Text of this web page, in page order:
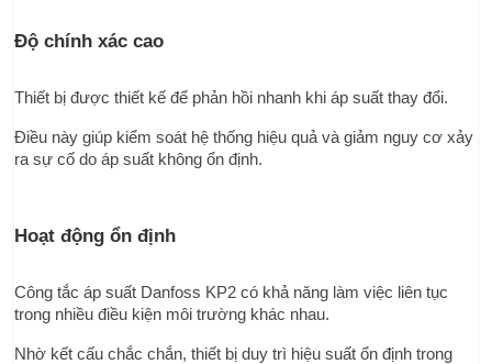
Độ chính xác cao
Thiết bị được thiết kế để phản hồi nhanh khi áp suất thay đổi.
Điều này giúp kiểm soát hệ thống hiệu quả và giảm nguy cơ xảy
ra sự cố do áp suất không ổn định.
Hoạt động ổn định
Công tắc áp suất Danfoss KP2 có khả năng làm việc liên tục
trong nhiều điều kiện môi trường khác nhau.
Nhờ kết cấu chắc chắn, thiết bị duy trì hiệu suất ổn định trong